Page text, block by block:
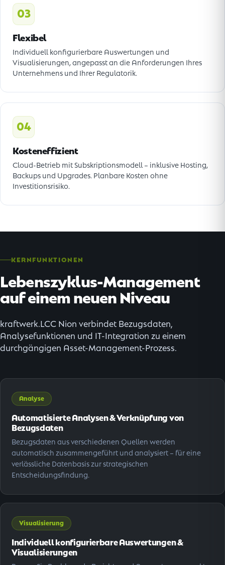
03
Flexibel
Individuell konfigurierbare Auswertungen und
Visualisierungen, angepasst an die Anforderungen Ihres
Unternehmens und Ihrer Regulatorik.
04
Kosteneffizient
Cloud-Betrieb mit Subskriptionsmodell – inklusive Hosting,
Backups und Upgrades. Planbare Kosten ohne
Investitionsrisiko.
KERNFUNKTIONEN
Lebenszyklus-Management
auf einem neuen Niveau
kraftwerk.LCC Nion verbindet Bezugsdaten,
Analysefunktionen und IT-Integration zu einem
durchgängigen Asset-Management-Prozess.
Analyse
Automatisierte Analysen & Verknüpfung von
Bezugsdaten
Bezugsdaten aus verschiedenen Quellen werden
automatisch zusammengeführt und analysiert – für eine
verlässliche Datenbasis zur strategischen
Entscheidungsfindung.
Visualisierung
Individuell konfigurierbare Auswertungen &
Visualisierungen